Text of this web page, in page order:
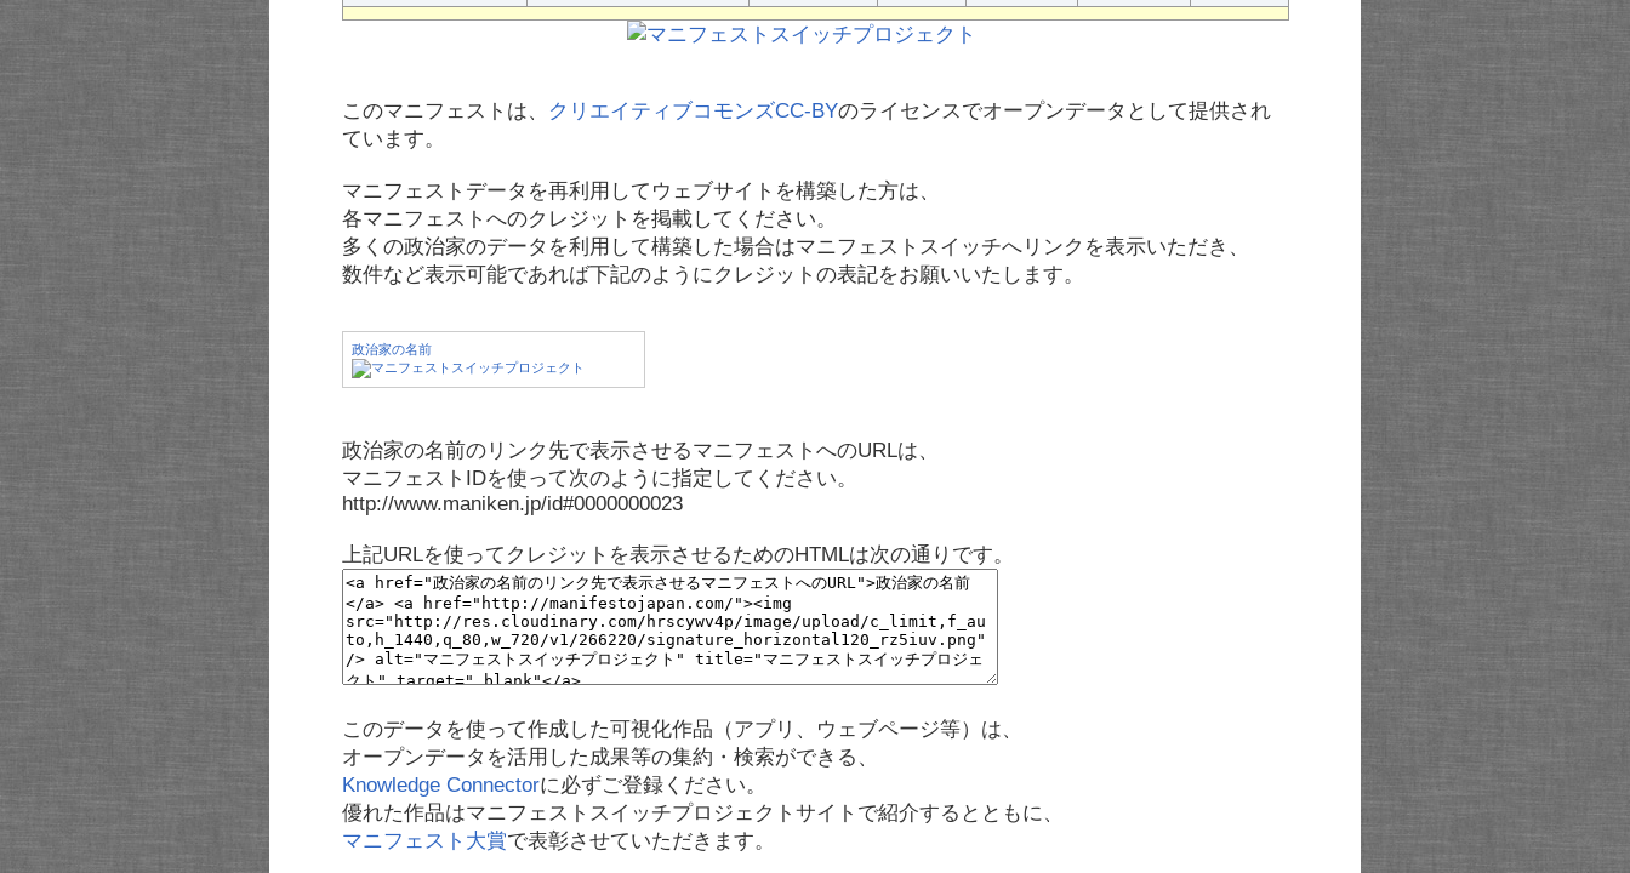
このマニフェストは、 クリエイティブコモンズCC-BYのライセンスでオープンデータとして提供され
ています。
マニフェストデータを再利用してウェブサイトを構築した方は、
各マニフェストへのクレジットを掲載してください。
多くの政治家のデータを利用して構築した場合はマニフェストスイッチへリンクを表示いただき、
数件など表示可能であれば下記のようにクレジットの表記をお願いいたします。
政治家の名前
政治家の名前のリンク先で表示させるマニフェストへのURLは、
マニフェストIDを使って次のように指定してください。
http://www.maniken.jp/id#0000000023
上記URLを使ってクレジットを表示させるためのHTMLは次の通りです。
このデータを使って作成した可視化作品（アプリ、ウェブページ等）は、
オープンデータを活用した成果等の集約・検索ができる、
Knowledge Connectorに必ずご登録ください。
優れた作品はマニフェストスイッチプロジェクトサイトで紹介するとともに、
マニフェスト大賞で表彰させていただきます。